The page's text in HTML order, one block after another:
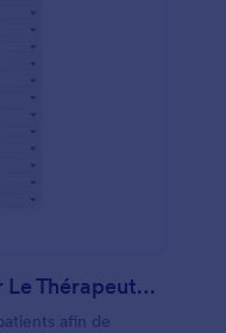
intégrer l'une de
y compris Google
exemple de
vous obtiendrez les
l'éducation
Formulaire De Vote Pour Le Thérapeute De L'année
afin de